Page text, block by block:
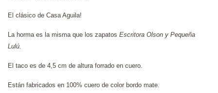
El clásico de Casa Aguila!
La horma es la misma que los zapatos Escritora Olson y Pequeña
Lulú.
El taco es de 4,5 cm de altura forrado en cuero.
Están fabricados en 100% cuero de color bordo mate.